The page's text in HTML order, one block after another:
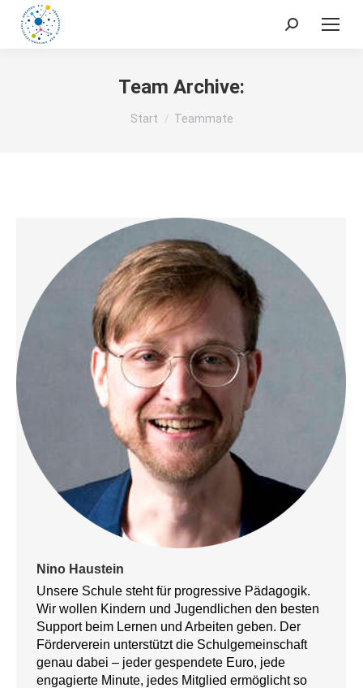
Search:
Team Archive:
Start Teammate
Nino Haustein
Unsere Schule steht für progressive Pädagogik.
Wir wollen Kindern und Jugendlichen den besten
Support beim Lernen und Arbeiten geben. Der
Förderverein unterstützt die Schulgemeinschaft
genau dabei – jeder gespendete Euro, jede
engagierte Minute, jedes Mitglied ermöglicht so